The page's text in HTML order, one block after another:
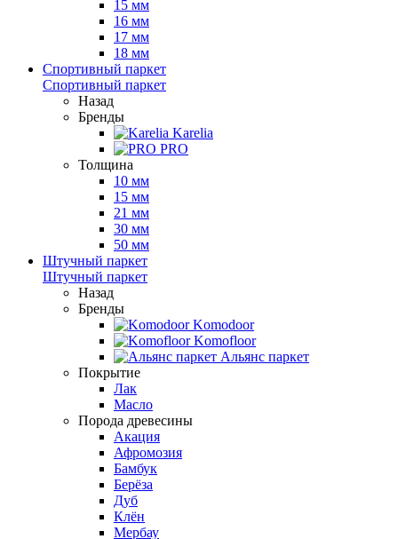
15 мм
16 мм
17 мм
18 мм
Спортивный паркет
Спортивный паркет
Назад
Бренды
Karelia
PRO
Толщина
10 мм
15 мм
21 мм
30 мм
50 мм
Штучный паркет
Штучный паркет
Назад
Бренды
Komodoor
Komofloor
Альянс паркет
Покрытие
Лак
Масло
Порода древесины
Акация
Афромозия
Бамбук
Берёза
Дуб
Клён
Мербау